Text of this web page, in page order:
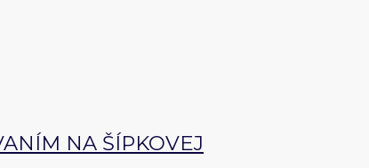
NA ŠÍPKOVEJ